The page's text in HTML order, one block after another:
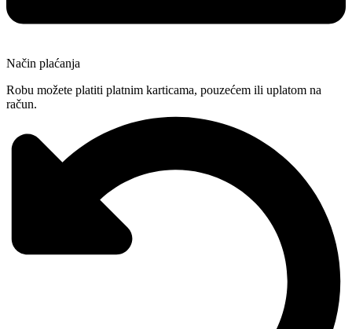
Način plaćanja
Robu možete platiti platnim karticama, pouzećem ili uplatom na
račun.